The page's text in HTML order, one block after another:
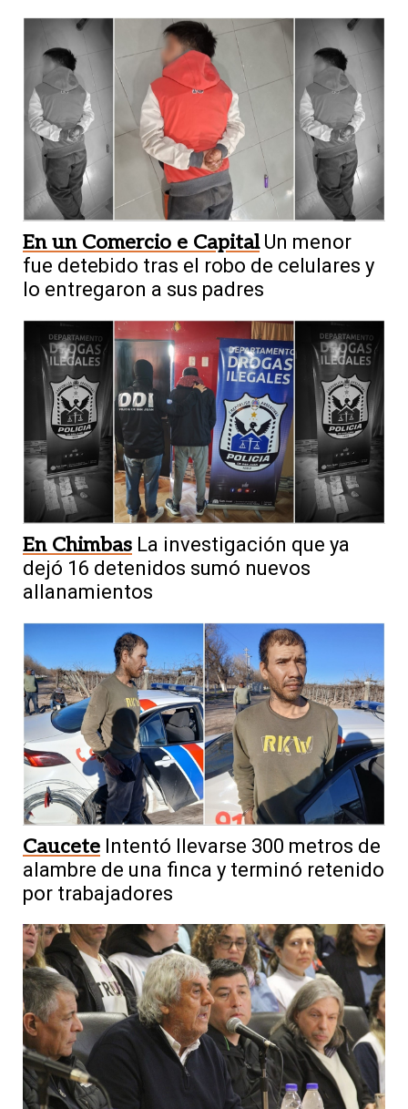
En un Comercio e Capital Un menor
fue detebido tras el robo de celulares y
lo entregaron a sus padres
En Chimbas La investigación que ya
dejó 16 detenidos sumó nuevos
allanamientos
Caucete Intentó llevarse 300 metros de
alambre de una finca y terminó retenido
por trabajadores